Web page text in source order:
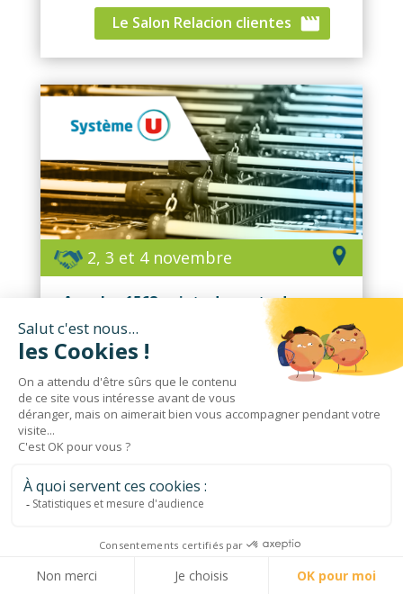
Le Salon Relacion clientes
2, 3 et 4 novembre
Avec les 1568 points de vente du
groupement
Salon U